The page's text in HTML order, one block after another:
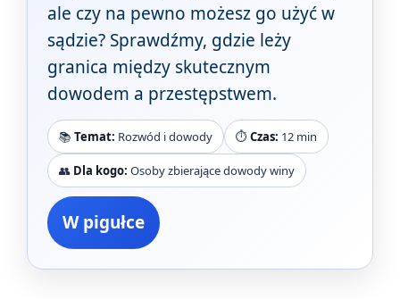
ale czy na pewno możesz go użyć w
sądzie? Sprawdźmy, gdzie leży
granica między skutecznym
dowodem a przestępstwem.
📚Temat: Rozwód i dowody ⏱️ Czas: 12 min
👥 Dla kogo: Osoby zbierające dowody winy
W pigułce